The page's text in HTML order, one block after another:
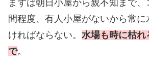
まずは朝日小屋から親不知まで
間程度、有人小屋がないから常
ければならない。 水場も時に枯れ
で。